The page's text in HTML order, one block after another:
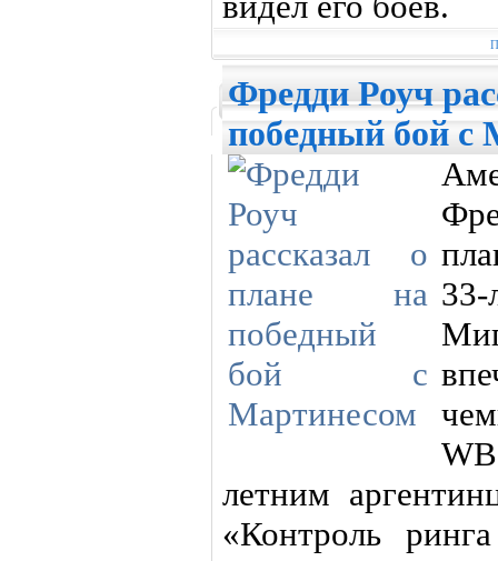
Фредди Роуч
победный бой с
летним
«Контроль